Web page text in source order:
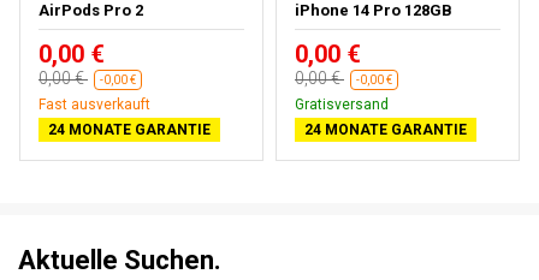
AirPods Pro 2
0,00 €
0,00 € -0,00 €
Fast ausverkauft
24 MONATE GARANTIE
iPhone 14 Pro 128GB
0,00 €
0,00 € -0,00 €
Gratisversand
24 MONATE GARANTIE
Aktuelle Suchen.